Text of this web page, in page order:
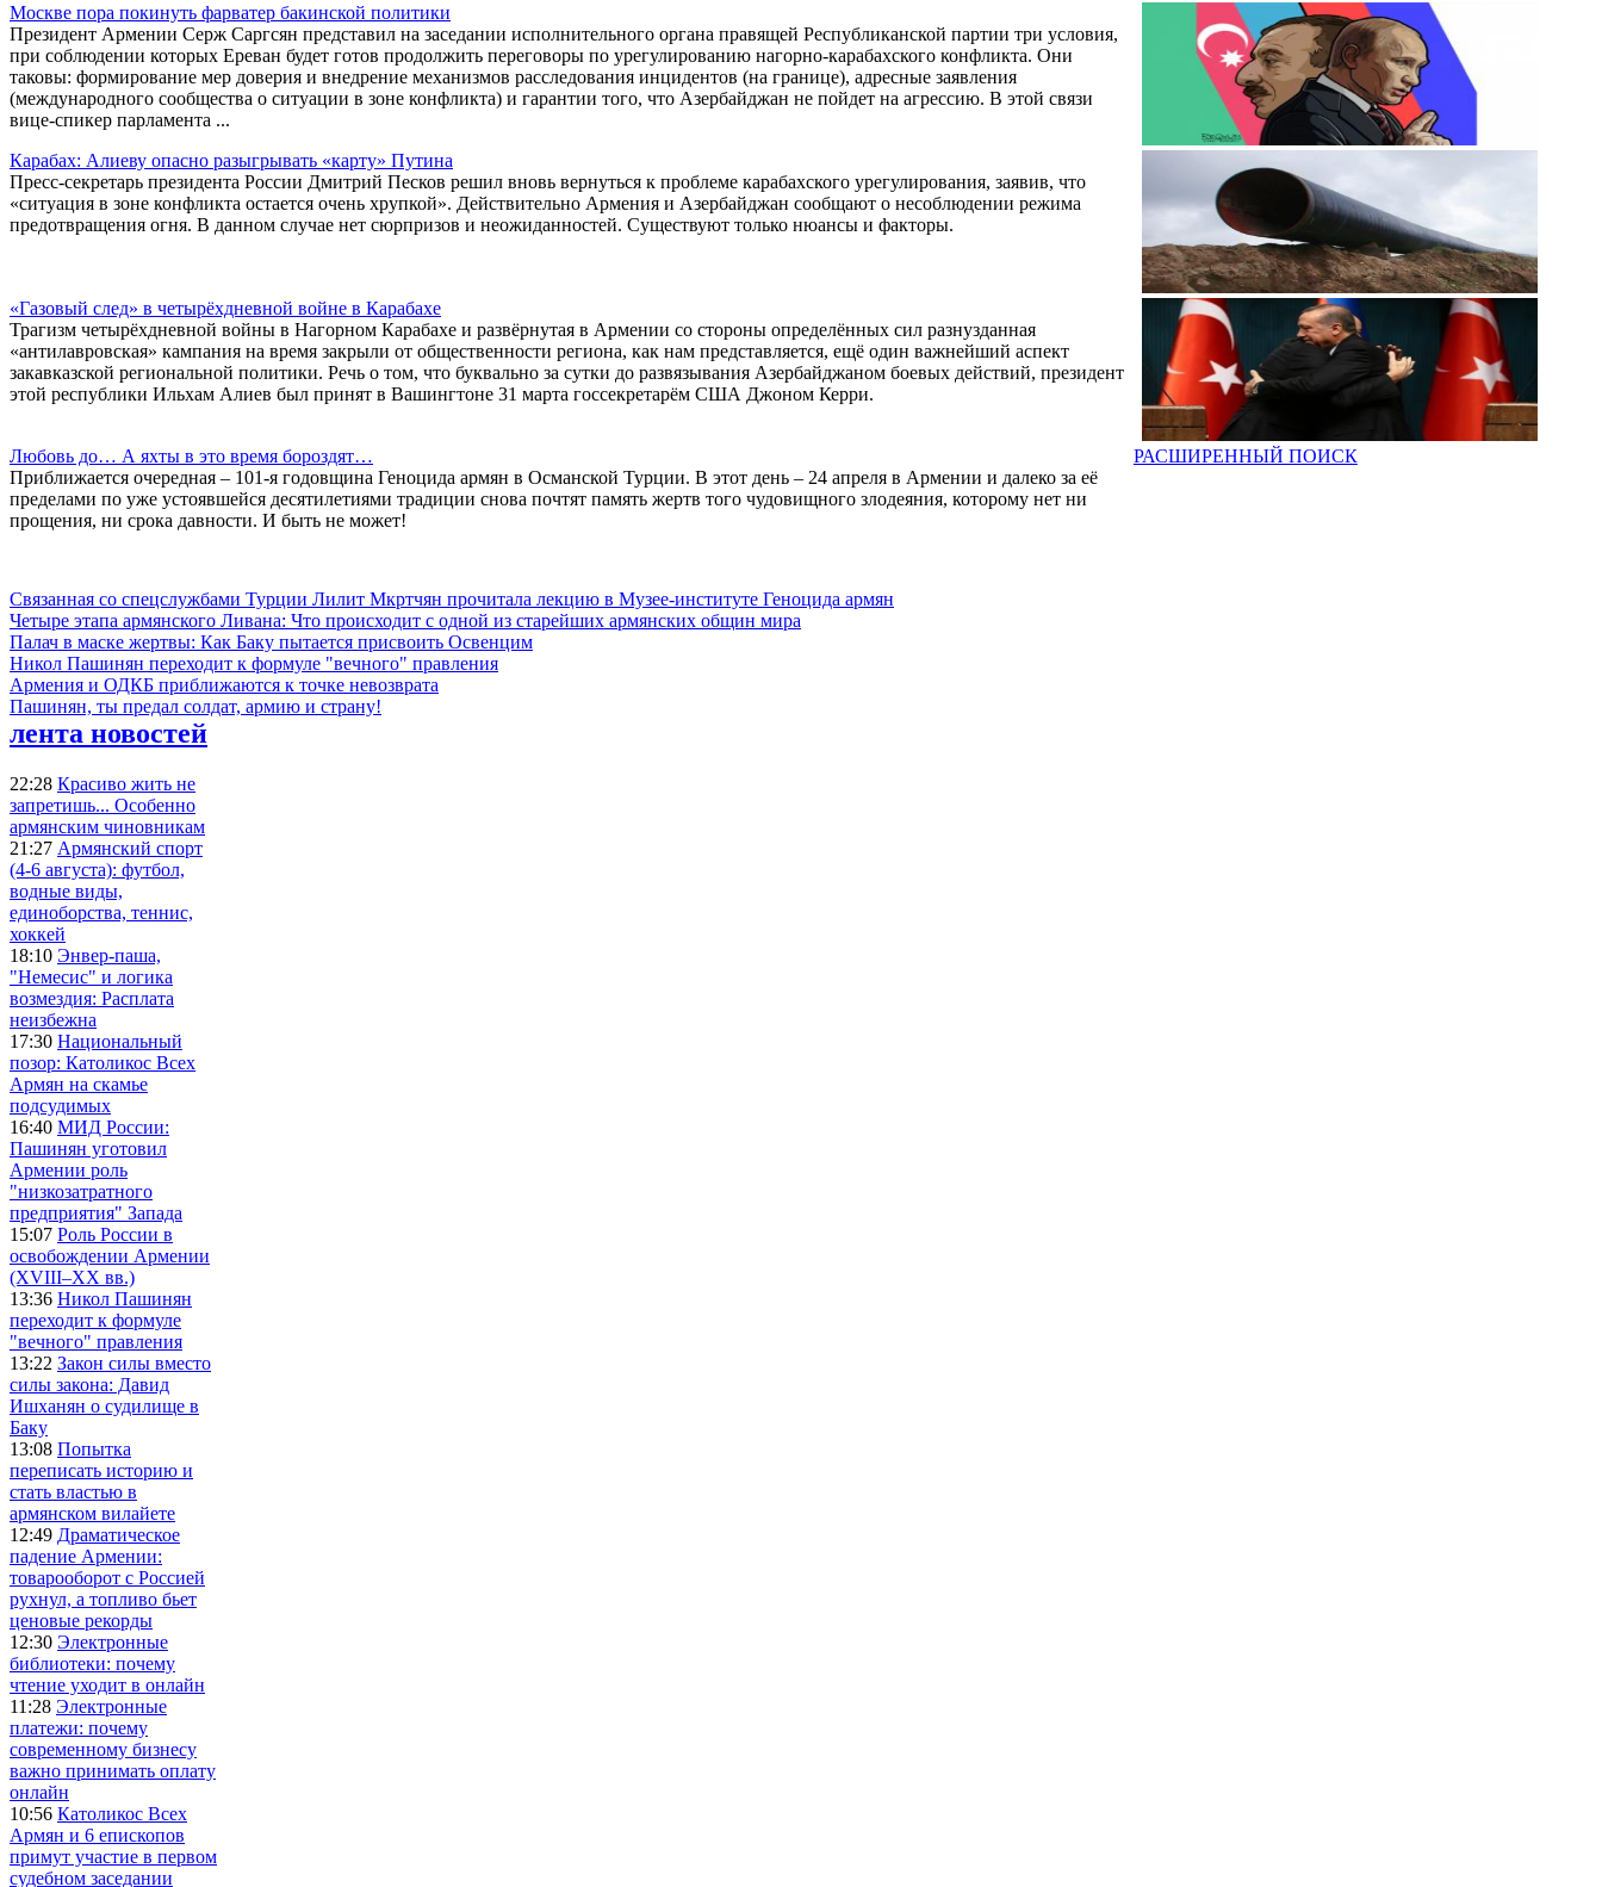
Москве пора покинуть фарватер бакинской политики
Президент Армении Серж Саргсян представил на заседании исполнительного органа правящей Республиканской партии три условия,
при соблюдении которых Ереван будет готов продолжить переговоры по урегулированию нагорно-карабахского конфликта. Они
таковы: формирование мер доверия и внедрение механизмов расследования инцидентов (на границе), адресные заявления
(международного сообщества о ситуации в зоне конфликта) и гарантии того, что Азербайджан не пойдет на агрессию. В этой связи
вице-спикер парламента ...
Карабах: Алиеву опасно разыгрывать «карту» Путина
Пресс-секретарь президента России Дмитрий Песков решил вновь вернуться к проблеме карабахского урегулирования, заявив, что
«ситуация в зоне конфликта остается очень хрупкой». Действительно Армения и Азербайджан сообщают о несоблюдении режима
предотвращения огня. В данном случае нет сюрпризов и неожиданностей. Существуют только нюансы и факторы.
«Газовый след» в четырёхдневной войне в Карабахе
Трагизм четырёхдневной войны в Нагорном Карабахе и развёрнутая в Армении со стороны определённых сил разнузданная
«антилавровская» кампания на время закрыли от общественности региона, как нам представляется, ещё один важнейший аспект
закавказской региональной политики. Речь о том, что буквально за сутки до развязывания Азербайджаном боевых действий, президент
этой республики Ильхам Алиев был принят в Вашингтоне 31 марта госсекретарём США Джоном Керри.
Любовь до… А яхты в это время бороздят…
Приближается очередная – 101-я годовщина Геноцида армян в Османской Турции. В этот день – 24 апреля в Армении и далеко за её
пределами по уже устоявшейся десятилетиями традиции снова почтят память жертв того чудовищного злодеяния, которому нет ни
прощения, ни срока давности. И быть не может!
Связанная со спецслужбами Турции Лилит Мкртчян прочитала лекцию в Музее-институте Геноцида армян
Четыре этапа армянского Ливана: Что происходит с одной из старейших армянских общин мира
Палач в маске жертвы: Как Баку пытается присвоить Освенцим
Никол Пашинян переходит к формуле "вечного" правления
Армения и ОДКБ приближаются к точке невозврата
Пашинян, ты предал солдат, армию и страну!
РАСШИРЕННЫЙ ПОИСК
лента новостей
22:28 Красиво жить не
запретишь... Особенно
армянским чиновникам
21:27 Армянский спорт
(4-6 августа): футбол,
водные виды,
единоборства, теннис,
хоккей
18:10 Энвер-паша,
"Немесис" и логика
возмездия: Расплата
неизбежна
17:30 Национальный
позор: Католикос Всех
Армян на скамье
подсудимых
16:40 МИД России:
Пашинян уготовил
Армении роль
"низкозатратного
предприятия" Запада
15:07 Роль России в
освобождении Армении
(XVIII–XX вв.)
13:36 Никол Пашинян
переходит к формуле
"вечного" правления
13:22 Закон силы вместо
силы закона: Давид
Ишханян о судилище в
Баку
13:08 Попытка
переписать историю и
стать властью в
армянском вилайете
12:49 Драматическое
падение Армении:
товарооборот с Россией
рухнул, а топливо бьет
ценовые рекорды
12:30 Электронные
библиотеки: почему
чтение уходит в онлайн
11:28 Электронные
платежи: почему
современному бизнесу
важно принимать оплату
онлайн
10:56 Католикос Всех
Армян и 6 епископов
примут участие в первом
судебном заседании